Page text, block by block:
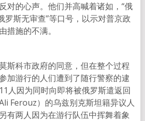
对的心声。他们并高喊着诸如，“俄
罗斯无审查”等口号，以示对普京政
措施的不满。
斯科市政府的同意，但在整个过程
加游行的人们遭到了随行警察的逮
人因为同时向即将被俄罗斯遣返回
Ferouz）的乌兹别克斯坦籍异议人
有两人因为在游行队伍中挥舞着象